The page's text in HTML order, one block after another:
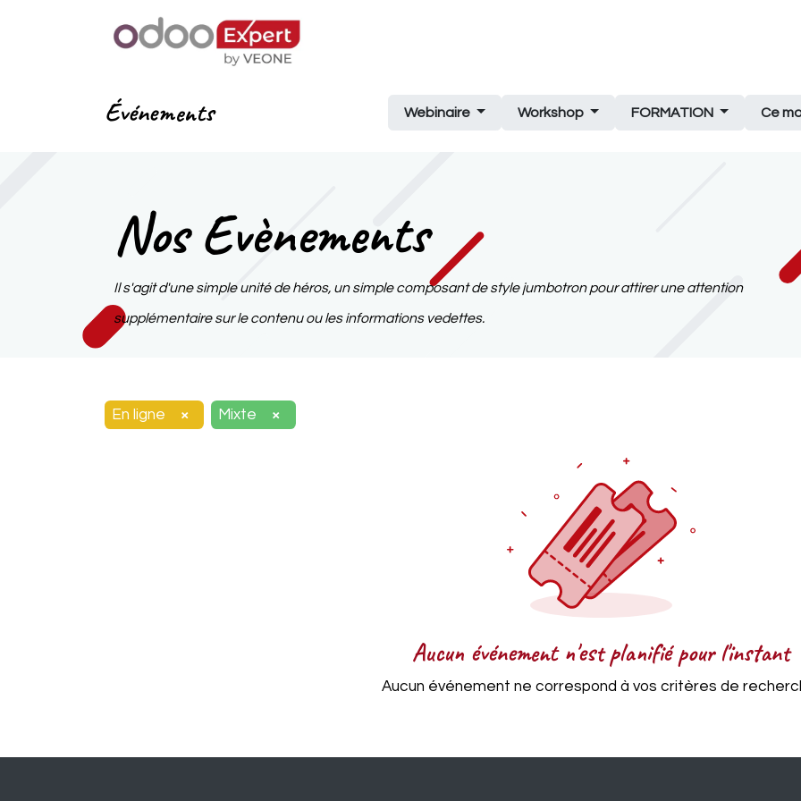
Événements Webinaire Workshop FORMATION Ce
Nos Evènements
Il s'agit d'une simple unité de héros, un simple composant de style jumbotron pour attirer une attention
supplémentaire sur le contenu ou les informations vedettes.
En ligne × Mixte ×
Aucun événement n'est planifié pour l'instant
Aucun événement ne correspond à vos critères de